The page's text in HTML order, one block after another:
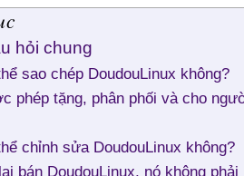
hỏi chung
sao chép DoudouLinux không?
phép tặng, phân phối và cho
chỉnh sửa DoudouLinux không?
bán DoudouLinux, nó không